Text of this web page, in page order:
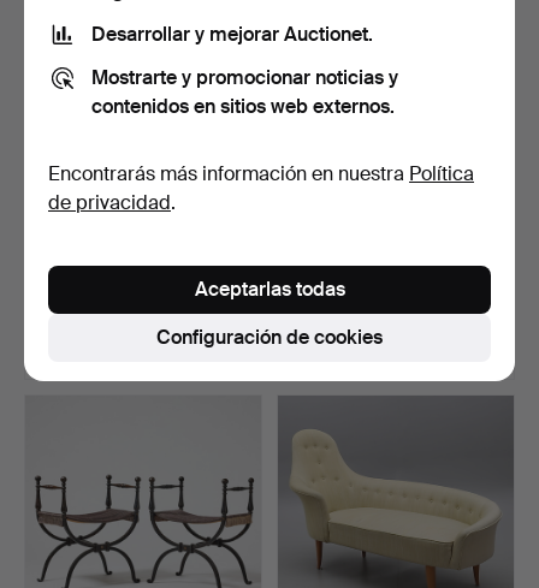
(escultor ornamental en
Estocol…
Dish, Finlandia años 50, c…
No adjudicado
Desarrollar y mejorar Auctionet.
Mostrarte y promocionar noticias y
contenidos en sitios web externos.
Encontrarás más información en nuestra Política
de privacidad.
Configuración de cookies
Aceptarlas todas